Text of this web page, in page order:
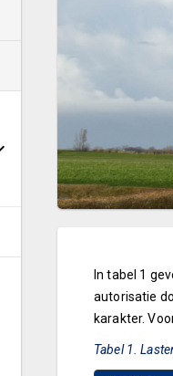
In tabel 1
autorisatie
karakter.
Tabel 1.